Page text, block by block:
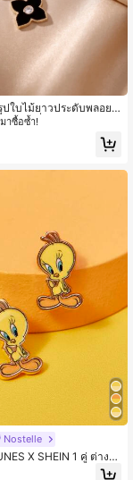
ใบไม้ยาวประดับพลอยเ
ขวัญเครื่องประดับหรูสำห
าซื้อซ้ำ!
Nostelle
X SHEIN 1 คู่ ต่างหู
ร์ตูนสำหรับผู้หญิง, ต่างหูข